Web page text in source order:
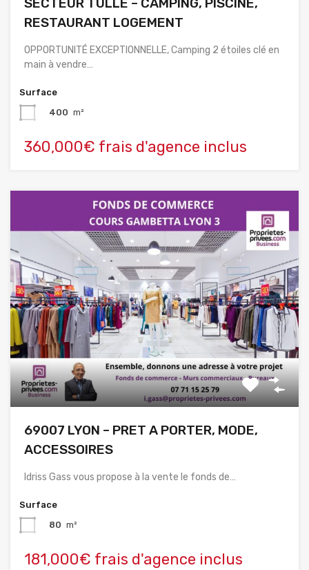
RESTAURANT LOGEMENT
OPPORTUNITÉ EXCEPTIONNELLE, Camping 2 étoiles clé en
main à vendre…
Surface
400 m²
360,000€ frais d'agence inclus
69007 LYON – PRET A PORTER, MODE,
ACCESSOIRES
Idriss Gass vous propose à la vente le fonds de…
Surface
80 m²
181,000€ frais d'agence inclus